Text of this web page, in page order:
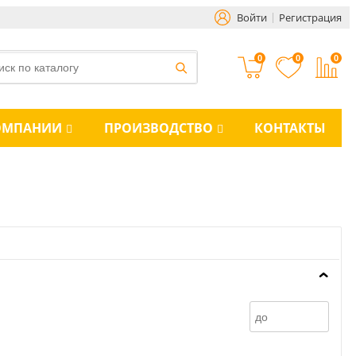
Войти Регистрация
0 0 0
ПРОИЗВОДСТВО КОНТАКТЫ